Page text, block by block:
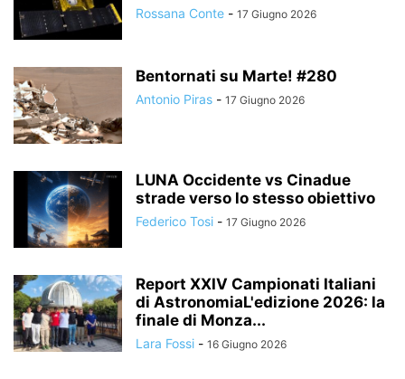
Rossana Conte - 17 Giugno 2026
Bentornati su Marte! #280
Antonio Piras - 17 Giugno 2026
LUNA Occidente vs Cinadue
strade verso lo stesso obiettivo
Federico Tosi - 17 Giugno 2026
Report XXIV Campionati Italiani
di AstronomiaL'edizione 2026: la
finale di Monza...
Lara Fossi - 16 Giugno 2026